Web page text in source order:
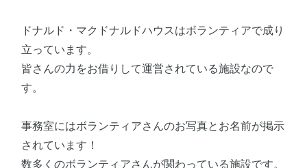
ドナルド・マクドナルドハウスはボランティアで成り
立っています。
皆さんの力をお借りして運営されている施設なので
す。
事務室にはボランティアさんのお写真とお名前が掲示
されています！
数多くのボランティアさんが関わっている施設です。